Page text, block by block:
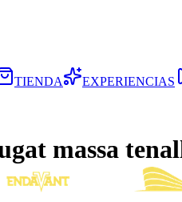
TIENDA EXPERIENCIAS
massa